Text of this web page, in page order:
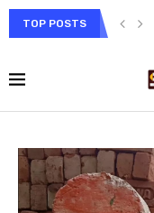
TOP POSTS